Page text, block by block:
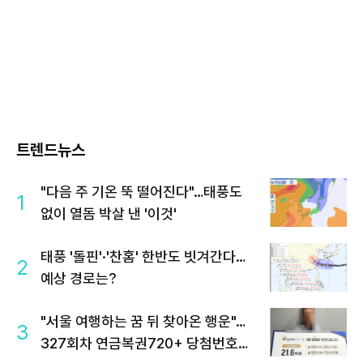
트렌드뉴스
1
"다음 주 기온 뚝 떨어진다"…태풍도
없이 열돔 박살 낸 '이것'
2
태풍 '돌핀'·'찬홈' 한반도 빗겨간다…
예상 경로는?
3
"서울 여행하는 꿈 뒤 찾아온 행운"…
327회차 연금복권720+ 당첨번호조